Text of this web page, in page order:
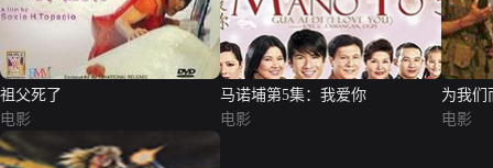
祖父死了
电影
马诺埔第5集：我爱你
电影
为我们
电影